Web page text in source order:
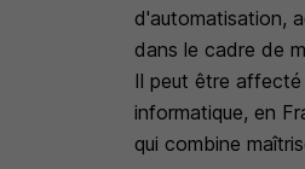
d'automatisation,
dans le cadre de
Il peut être affecté
informatique, en
qui combine